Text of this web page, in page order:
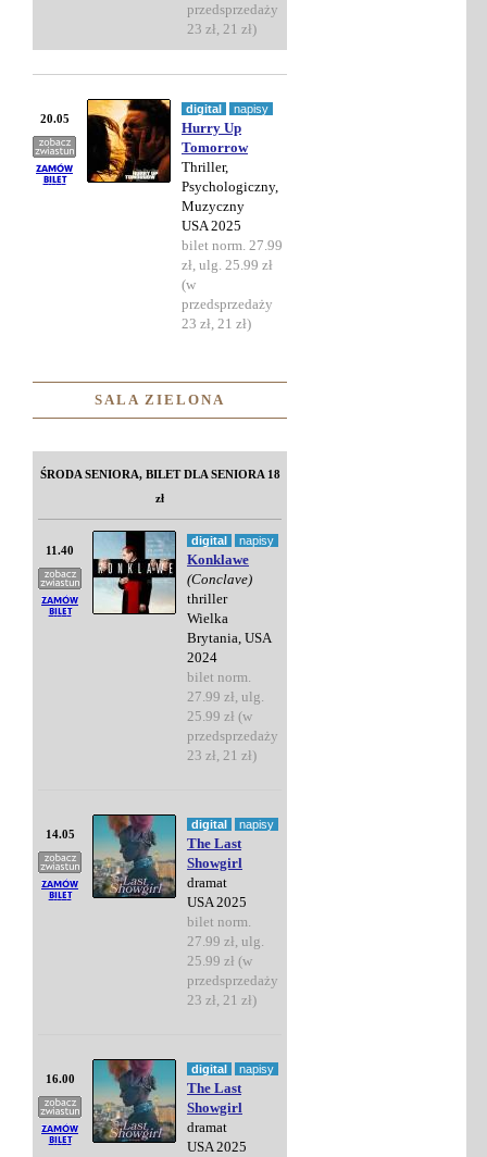
przedsprzedaży
23 zł, 21 zł)
20.05
digital napisy
Hurry Up
Tomorrow
Thriller,
Psychologiczny,
Muzyczny
USA 2025
bilet norm. 27.99
zł, ulg. 25.99 zł
(w
przedsprzedaży
23 zł, 21 zł)
SALA ZIELONA
ŚRODA SENIORA, BILET DLA SENIORA 18
zł
11.40
digital napisy
Konklawe
(Conclave)
thriller
Wielka
Brytania, USA
2024
bilet norm.
27.99 zł, ulg.
25.99 zł (w
przedsprzedaży
23 zł, 21 zł)
14.05
digital napisy
The Last
Showgirl
dramat
USA 2025
bilet norm.
27.99 zł, ulg.
25.99 zł (w
przedsprzedaży
23 zł, 21 zł)
16.00
digital napisy
The Last
Showgirl
dramat
USA 2025